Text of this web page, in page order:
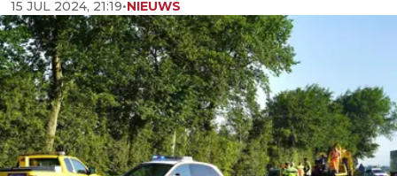
15 JUL 2024, 21:19•NIEUWS